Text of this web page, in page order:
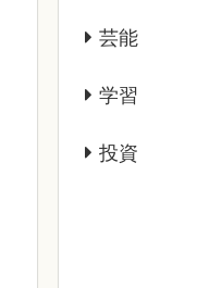
芸能
学習
投資